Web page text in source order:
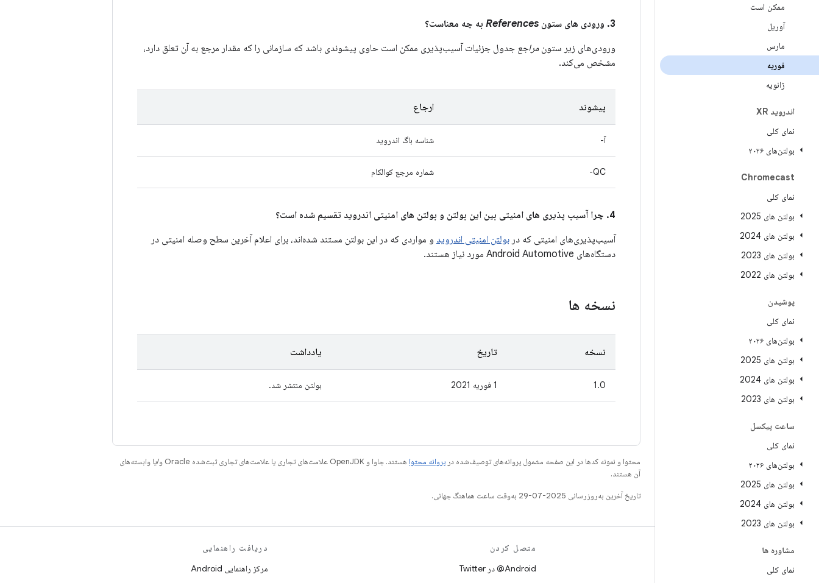
ممکن است
آوریل
مارس
فوریه
ژانویه
اندروید XR
نمای کلی
بولتن‌های ۲۰۲۶
Chromecast
نمای کلی
بولتن های 2025
بولتن های 2024
بولتن های 2023
بولتن های 2022
پوشیدن
نمای کلی
بولتن‌های ۲۰۲۶
بولتن های 2025
بولتن های 2024
بولتن های 2023
ساعت پیکسل
نمای کلی
بولتن‌های ۲۰۲۶
بولتن های 2025
بولتن های 2024
بولتن های 2023
مشاوره ها
نمای کلی
3. ورودی های ستون References به چه معناست؟
ورودی‌های زیر ستون مراجع جدول جزئیات آسیب‌پذیری ممکن است حاوی پیشوندی باشد که سازمانی را که مقدار مرجع به آن تعلق دارد،
مشخص می‌کند.
پیشوند ارجاع
آ- شناسه باگ اندروید
QC- شماره مرجع کوالکام
4. چرا آسیب پذیری های امنیتی بین این بولتن و بولتن های امنیتی اندروید تقسیم شده است؟
آسیب‌پذیری‌های امنیتی که در بولتن امنیتی اندروید و مواردی که در این بولتن مستند شده‌اند، برای اعلام آخرین سطح وصله امنیتی در
دستگاه‌های Android Automotive مورد نیاز هستند.
نسخه ها
نسخه تاریخ یادداشت
1.0 1 فوریه 2021 بولتن منتشر شد.
محتوا و نمونه کدها در این صفحه مشمول پروانه‌های توصیف‌شده در پروانه محتوا
هستند. جاوا و OpenJDK علامت‌های تجاری یا علامت‌های تجاری ثبت‌شده Oracle و/یا وابسته‌های
آن هستند.
تاریخ آخرین به‌روزرسانی 2025-07-29 به‌وقت ساعت هماهنگ جهانی.
ساخت
مخزن Android
متصل کردن
Android@ در Twitter
دریافت راهنمایی
مرکز راهنمایی Android